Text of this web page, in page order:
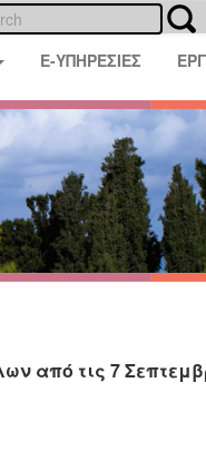
E-ΥΠΗΡΕΣΙΕΣ
από τις 7